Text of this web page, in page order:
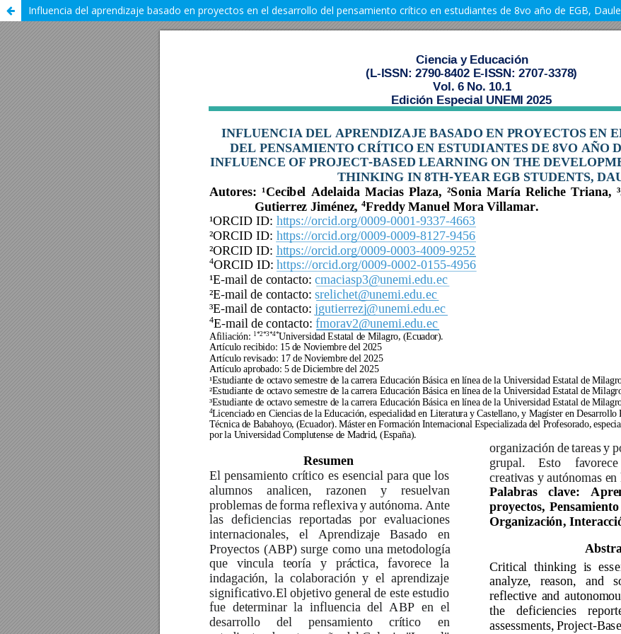
Influencia del aprendizaje basado en proyectos en el desarrollo del pensamiento crítico en estudiantes de 8vo año de EGB, Daule